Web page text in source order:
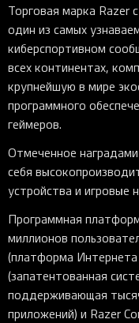
Торговая марка Razer
один из самых
киберспортивном
всех континентах,
крупнейшую в мире
программного
геймеров.
Отмеченное
себя
устройства и игровые
Программная
миллионов
(платформа Интернета
(запатентованная
поддерживающая
приложений) и Razer